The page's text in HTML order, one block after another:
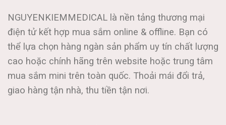
NGUYENKIEMMEDICAL là nền tảng thương mại
điện tử kết hợp mua sắm online & offline. Bạn có
thể lựa chọn hàng ngàn sản phẩm uy tín chất lượng
cao hoặc chính hãng trên website hoặc trung tâm
mua sắm mini trên toàn quốc. Thoải mái đổi trả,
giao hàng tận nhà, thu tiền tận nơi.